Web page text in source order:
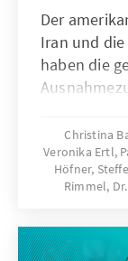
Der
Iran und
haben die
gespalten,
wachsen.
Linien,
regionalen
der Büros
Christina
Veronika Ertl,
Höfner,
Rimmel,